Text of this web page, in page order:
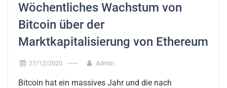
Wöchentliches Wachstum von
Bitcoin über der
Marktkapitalisierung von Ethereum
27/12/2020 Admin
Bitcoin hat ein massives Jahr und die nach